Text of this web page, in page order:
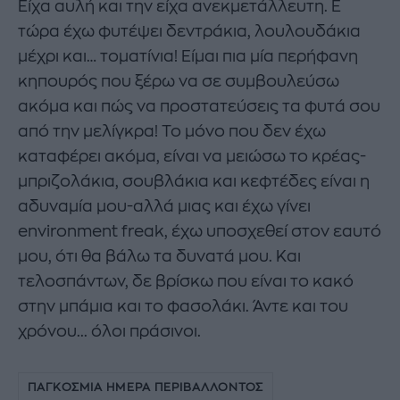
Είχα αυλή και την είχα ανεκμετάλλευτη. Ε
τώρα έχω φυτέψει δεντράκια, λουλουδάκια
μέχρι και… τοματίνια! Είμαι πια μία περήφανη
κηπουρός που ξέρω να σε συμβουλεύσω
ακόμα και πώς να προστατεύσεις τα φυτά σου
από την μελίγκρα! Το μόνο που δεν έχω
καταφέρει ακόμα, είναι να μειώσω το κρέας-
μπριζολάκια, σουβλάκια και κεφτέδες είναι η
αδυναμία μου-αλλά μιας και έχω γίνει
environment freak, έχω υποσχεθεί στον εαυτό
μου, ότι θα βάλω τα δυνατά μου. Και
τελοσπάντων, δε βρίσκω που είναι το κακό
στην μπάμια και το φασολάκι. Άντε και του
χρόνου... όλοι πράσινοι.
ΠΑΓΚΟΣΜΙΑ ΗΜΕΡΑ ΠΕΡΙΒΑΛΛΟΝΤΟΣ